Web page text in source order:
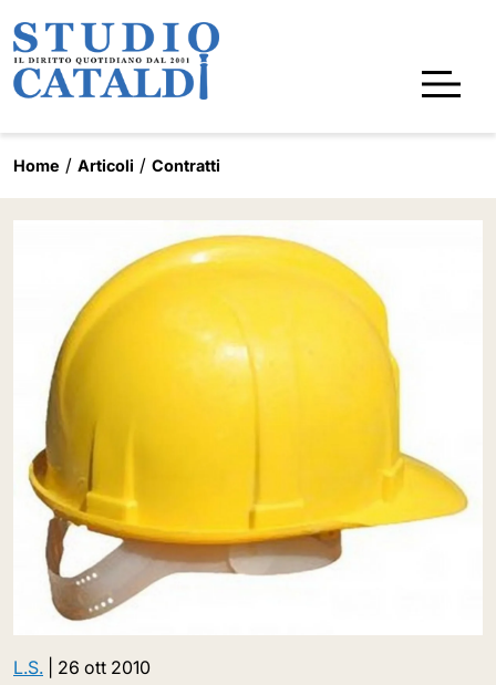
Home Articoli Contratti
L.S. 26 ott 2010